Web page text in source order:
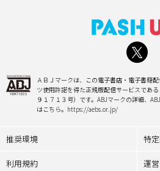
ＡＢＪマークは、この電子書店・電子書籍
ツ使用許諾を得た正規版配信サービスであ
９１７１３号）です。ABJマークの詳細、
はこちら。https://aebs.or.jp/
推奨環境 特
利用規約 運